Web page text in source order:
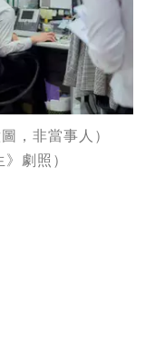
，非當事人）
劇照）